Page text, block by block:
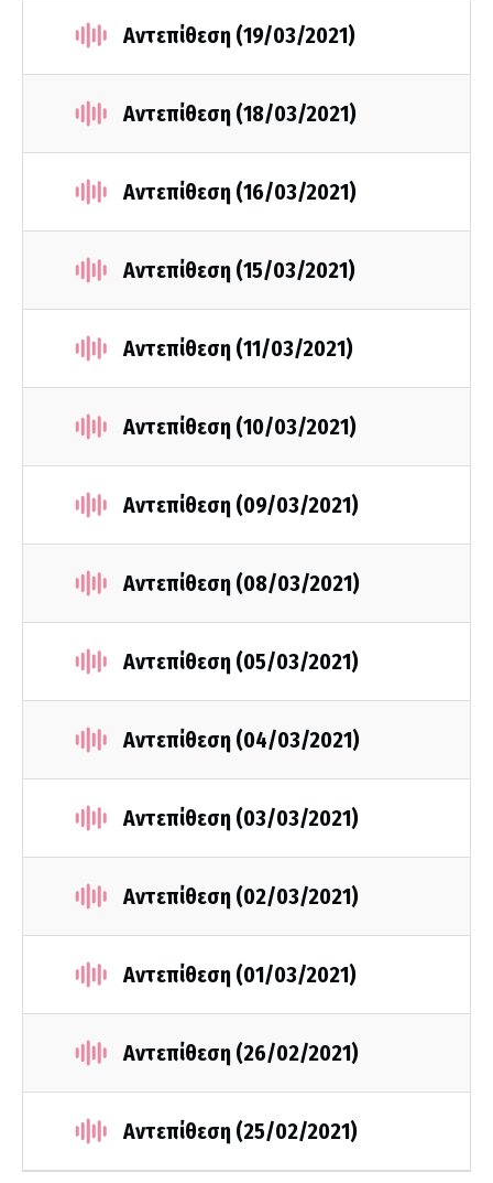
Αντεπίθεση (19/03/2021)
Αντεπίθεση (18/03/2021)
Αντεπίθεση (16/03/2021)
Αντεπίθεση (15/03/2021)
Αντεπίθεση (11/03/2021)
Αντεπίθεση (10/03/2021)
Αντεπίθεση (09/03/2021)
Αντεπίθεση (08/03/2021)
Αντεπίθεση (05/03/2021)
Αντεπίθεση (04/03/2021)
Αντεπίθεση (03/03/2021)
Αντεπίθεση (02/03/2021)
Αντεπίθεση (01/03/2021)
Αντεπίθεση (26/02/2021)
Αντεπίθεση (25/02/2021)